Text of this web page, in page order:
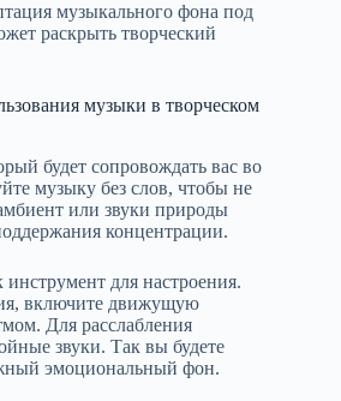
музыкального фона под
раскрыть творческий
музыки в творческом
будет сопровождать вас во
музыку без слов, чтобы не
или звуки природы
концентрации.
для настроения.
включите движущую
Для расслабления
звуки. Так вы будете
эмоциональный фон.